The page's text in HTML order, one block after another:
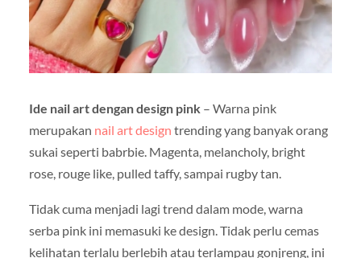
Ide nail art dengan design pink– Warna pink
merupakan nail art design trending yang banyak orang
sukai seperti babrbie. Magenta, melancholy, bright
rose, rouge like, pulled taffy, sampai rugby tan.
Tidak cuma menjadi lagi trend dalam mode, warna
serba pink ini memasuki ke design. Tidak perlu cemas
kelihatan terlalu berlebih atau terlampau gonjreng, ini